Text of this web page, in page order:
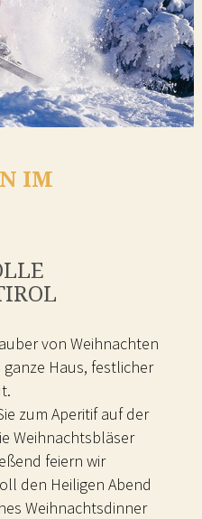
IM
von Weihnachten
Haus, festlicher
zum Aperitif auf der
Weihnachtsbläser
feiern wir
den Heiligen Abend
Weihnachtsdinner